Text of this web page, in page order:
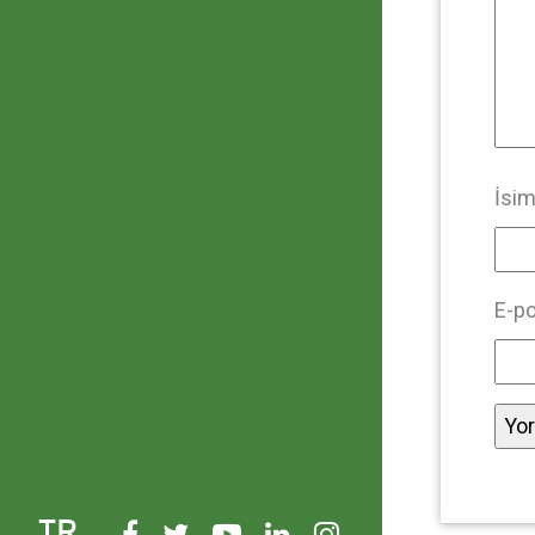
İsim
E-